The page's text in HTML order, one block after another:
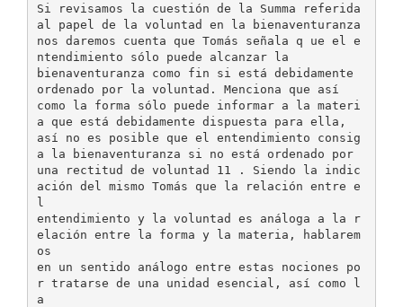
Si revisamos la cuestión de la Summa referida
al papel de la voluntad en la bienaventuranza
nos daremos cuenta que Tomás señala q ue el e
ntendimiento sólo puede alcanzar la
bienaventuranza como fin si está debidamente
ordenado por la voluntad. Menciona que así
como la forma sólo puede informar a la materi
a que está debidamente dispuesta para ella,
así no es posible que el entendimiento consig
a la bienaventuranza si no está ordenado por
una rectitud de voluntad 11 . Siendo la indic
ación del mismo Tomás que la relación entre e
l
entendimiento y la voluntad es análoga a la r
elación entre la forma y la materia, hablarem
os
en un sentido análogo entre estas nociones po
r tratarse de una unidad esencial, así como l
a